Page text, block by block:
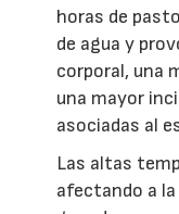
horas de
de agua y
corporal, una
una mayor
asociadas al
Las altas
afectando a